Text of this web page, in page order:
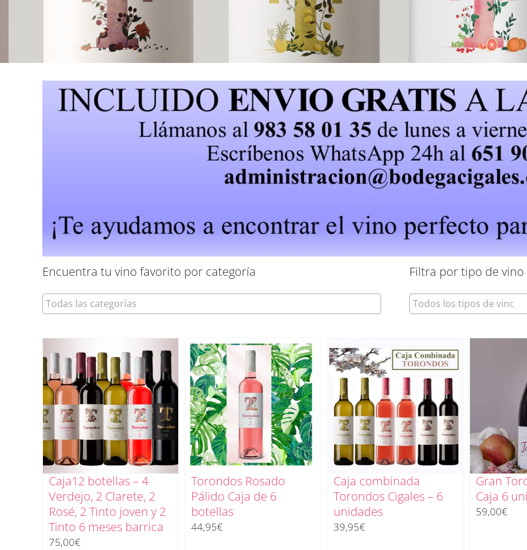
Encuentra tu vino favorito por categoría Filtra por tipo de vino
Caja12 botellas – 4
Verdejo, 2 Clarete, 2
Rosé, 2 Tinto joven y 2
Tinto 6 meses barrica
75,00€
Torondos Rosado
Pálido Caja de 6
botellas
44,95€
Caja combinada
Torondos Cigales – 6
unidades
39,95€
Gran
Caja 6
59,00€